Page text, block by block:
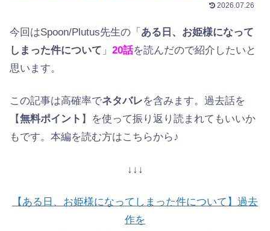
2026.07.26
今回はSpoon/Plutus先生の「 ある日、お姫様になって
しまった件について 」 20話を読んだので紹介したいと
思います。
この記事は高確率でネタバレを含みます。過去話を
【無料ポイント 】を使って振り返り読まれてもいいか
もです。本編を読む方はこちらから♪
↓↓↓
【ある日、お姫様になってしまった件について】過去
作を